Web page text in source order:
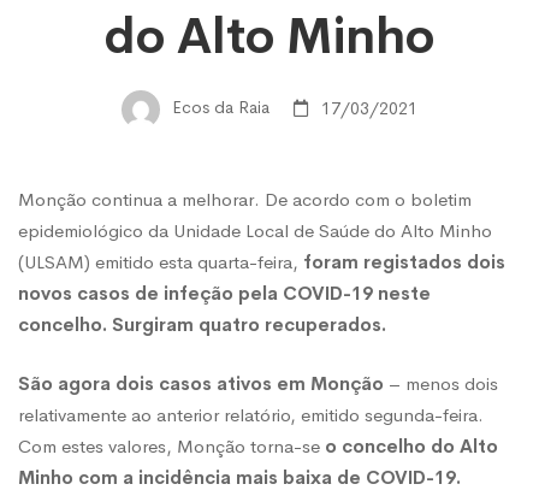
incidência
COVID-
19
mais
baixa
do Alto Minho
Ecos da Raia 17/03/2021
Monção continua a melhorar. De acordo com o boletim
epidemiológico da Unidade Local de Saúde do Alto Minho
(ULSAM) emitido esta quarta-feira, foram registados dois
novos casos de infeção pela COVID-19 neste
concelho. Surgiram quatro recuperados.
São agora dois casos ativos em Monção – menos dois
relativamente ao anterior relatório, emitido segunda-feira.
Com estes valores, Monção torna-se o concelho do Alto
Minho com a incidência mais baixa de COVID-19.